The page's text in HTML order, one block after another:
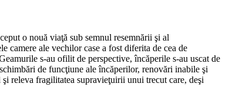
o nouă viaţă sub semnul resemnării şi al
camere ale vechilor case a fost diferita de cea de
s-au ofilit de perspective, încăperile s-au uscat de
de funcţiune ale încăperilor, renovări inabile şi
releva fragilitatea supravieţuirii unui trecut care, deşi